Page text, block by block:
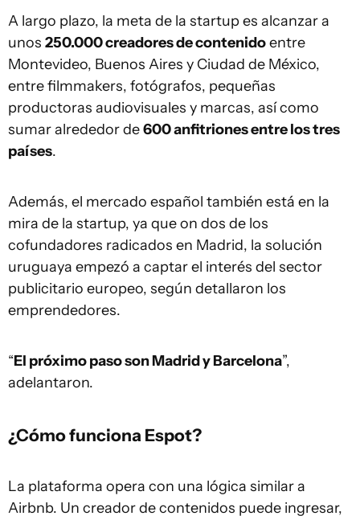
A largo plazo, la meta de la startup es alcanzar a
unos 250.000 creadores de contenidoentre
Montevideo, Buenos Aires y Ciudad de México,
entre filmmakers, fotógrafos, pequeñas
productoras audiovisuales y marcas, así como
sumar alrededor de600 anfitriones entre los tres
países.
Además, el mercado español también está en la
mira de la startup, ya que on dos de los
cofundadores radicados en Madrid, la solución
uruguaya empezó a captar el interés del sector
publicitario europeo, según detallaron los
emprendedores.
“El próximo paso son Madrid y Barcelona”,
adelantaron.
¿Cómo funciona Espot?
La plataforma opera con una lógica similar a
Airbnb. Un creador de contenidos puede ingresar,